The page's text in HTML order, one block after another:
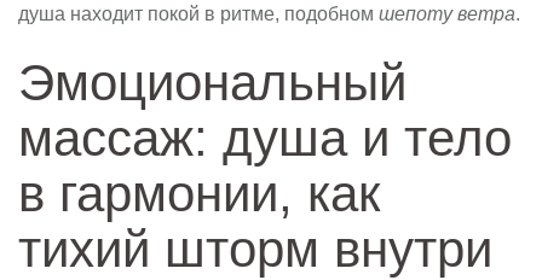
душа находит покой в ритме, подобном шепоту ветра.
Эмоциональный
массаж: душа и тело
в гармонии, как
тихий шторм внутри